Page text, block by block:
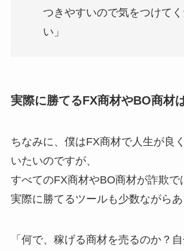
つきやすいので気をつけてく
い」
実際に勝てるFX商材やBO商材
ちなみに、僕はFX商材で人生が良
いたいのですが、
すべてのFX商材やBO商材が詐欺で
実際に勝てるツールも少数ながらあ
「何で、稼げる商材を売るのか？